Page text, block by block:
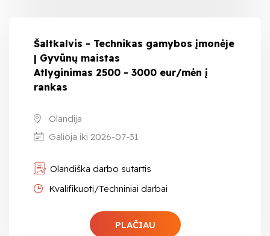
Šaltkalvis - Technikas gamybos įmonėje
| Gyvūnų maistas
Atlyginimas 2500 - 3000 eur/mėn į
rankas
Olandija
Galioja iki 2026-07-31
Olandiška darbo sutartis
Kvalifikuoti/Techniniai darbai
PLAČIAU